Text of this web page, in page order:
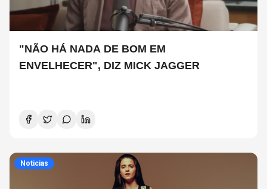
"NÃO HÁ NADA DE BOM EM
ENVELHECER", DIZ MICK JAGGER
Noticias